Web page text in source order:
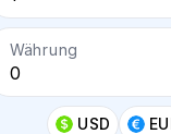
Währung
USD